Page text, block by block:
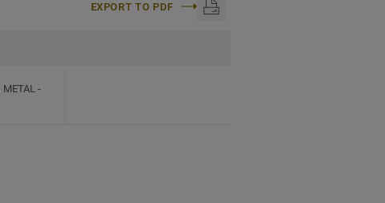
EXPORT TO PDF
METAL-